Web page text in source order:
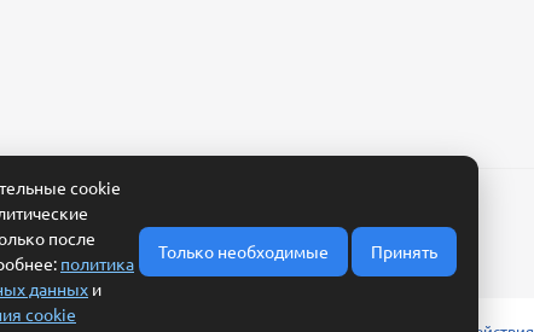
cookie
после
политика
данных и
cookie
Только необходимые Принять